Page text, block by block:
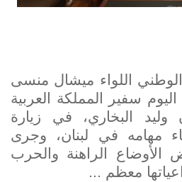
الوطني اللواء ميشال منسى
سفير المملكة العربية
وليد البخاري، في زيارة
مهامه في لبنان، وجرى
الأوضاع الراهنة والحرب
معظم ...